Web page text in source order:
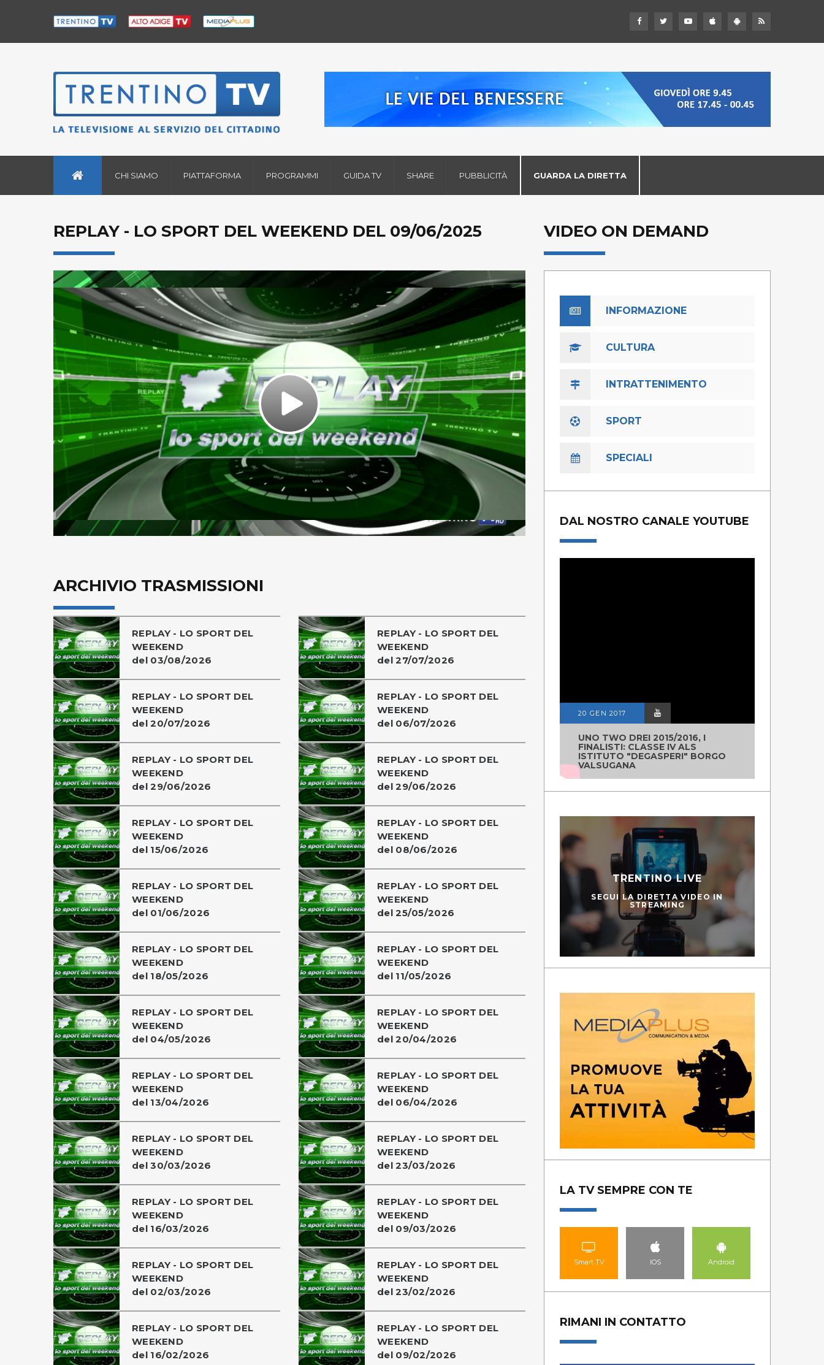
CHI SIAMO PIATTAFORMA PROGRAMMI GUIDA TV SHARE PUBBLICITÀ GUARDA LA DIRETTA
REPLAY - LO SPORT DEL WEEKEND DEL 09/06/2025
Play
Video
ARCHIVIO TRASMISSIONI
REPLAY - LO SPORT DEL
WEEKEND
del 03/08/2026
REPLAY - LO SPORT DEL
WEEKEND
del 27/07/2026
REPLAY - LO SPORT DEL
WEEKEND
del 20/07/2026
REPLAY - LO SPORT DEL
WEEKEND
del 06/07/2026
REPLAY - LO SPORT DEL
WEEKEND
del 29/06/2026
REPLAY - LO SPORT DEL
WEEKEND
del 29/06/2026
REPLAY - LO SPORT DEL
WEEKEND
del 15/06/2026
REPLAY - LO SPORT DEL
WEEKEND
del 08/06/2026
REPLAY - LO SPORT DEL
WEEKEND
del 01/06/2026
REPLAY - LO SPORT DEL
WEEKEND
del 25/05/2026
REPLAY - LO SPORT DEL
WEEKEND
del 18/05/2026
REPLAY - LO SPORT DEL
WEEKEND
del 11/05/2026
REPLAY - LO SPORT DEL
WEEKEND
del 04/05/2026
REPLAY - LO SPORT DEL
WEEKEND
del 20/04/2026
REPLAY - LO SPORT DEL
WEEKEND
del 13/04/2026
REPLAY - LO SPORT DEL
WEEKEND
del 06/04/2026
REPLAY - LO SPORT DEL
WEEKEND
del 30/03/2026
REPLAY - LO SPORT DEL
WEEKEND
del 23/03/2026
REPLAY - LO SPORT DEL
WEEKEND
del 16/03/2026
REPLAY - LO SPORT DEL
WEEKEND
del 09/03/2026
REPLAY - LO SPORT DEL
WEEKEND
del 02/03/2026
REPLAY - LO SPORT DEL
WEEKEND
del 23/02/2026
REPLAY - LO SPORT DEL
WEEKEND
del 16/02/2026
REPLAY - LO SPORT DEL
WEEKEND
del 09/02/2026
VIDEO ON DEMAND
INFORMAZIONE
CULTURA
INTRATTENIMENTO
SPORT
SPECIALI
DAL NOSTRO CANALE YOUTUBE
20 GEN 2017
UNO TWO DREI 2015/2016, I
FINALISTI: CLASSE IV ALS
ISTITUTO "DEGASPERI" BORGO
VALSUGANA
TRENTINO LIVE
SEGUI LA DIRETTA VIDEO IN
STREAMING
LA TV SEMPRE CON TE
Smart TV IOS Android
RIMANI IN CONTATTO